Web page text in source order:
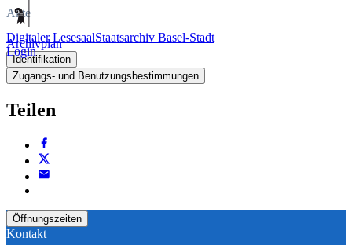
Digitaler LesesaalStaatsarchiv Basel-Stadt
Login
Akte
Archivplan
Identifikation
Zugangs- und Benutzungsbestimmungen
Teilen
Öffnungszeiten
Kontakt